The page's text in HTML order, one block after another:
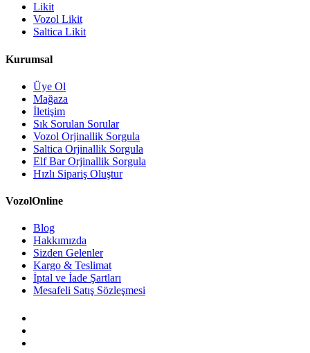
Likit
Vozol Likit
Saltica Likit
Kurumsal
Üye Ol
Mağaza
İletişim
Sık Sorulan Sorular
Vozol Orjinallik Sorgula
Saltica Orjinallik Sorgula
Elf Bar Orjinallik Sorgula
Hızlı Sipariş Oluştur
VozolOnline
Blog
Hakkımızda
Sizden Gelenler
Kargo & Teslimat
İptal ve İade Şartları
Mesafeli Satış Sözleşmesi